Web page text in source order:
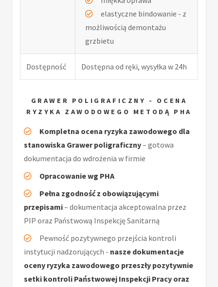
elastyczne bindowanie - z
możliwością demontażu
grzbietu
Dostępność Dostępna od ręki, wysyłka w 24h
GRAWER POLIGRAFICZNY - OCENA
RYZYKA ZAWODOWEGO METODĄ PHA
Kompletna ocena ryzyka zawodowego dla
stanowiska Grawer poligraficzny– gotowa
dokumentacja do wdrożenia w firmie
Opracowanie wg PHA
Pełna zgodność z obowiązującymi
przepisami– dokumentacja akceptowalna przez
PIP oraz Państwową Inspekcję Sanitarną
Pewność pozytywnego przejścia kontroli
instytucji nadzorujących - nasze dokumentacje
oceny ryzyka zawodowego przeszły pozytywnie
setki kontroli Państwowej Inspekcji Pracy oraz